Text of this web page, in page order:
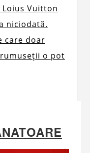
Loius Vuitton
niciodată.
care doar
o pot